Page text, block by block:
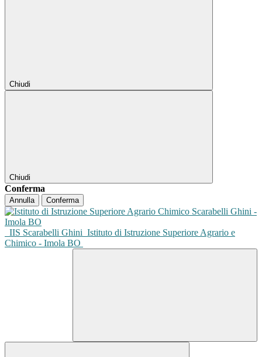
Chiudi
Chiudi
Conferma
Annulla Conferma
IIS Scarabelli Ghini Istituto di Istruzione Superiore Agrario e
Chimico - Imola BO